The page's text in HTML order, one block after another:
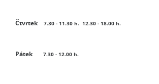
Čtvrtek 7.30 - 11.30 h. 12.30 - 18.00 h.
Pátek 7.30 - 12.00 h.